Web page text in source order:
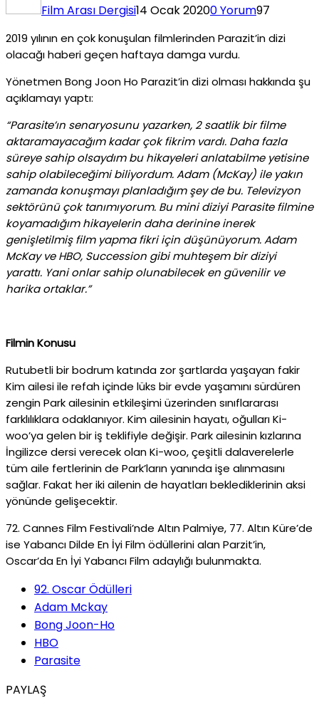
Film Arası Dergisi14 Ocak 20200 Yorum97
2019 yılının en çok konuşulan filmlerinden Parazit’in dizi
olacağı haberi geçen haftaya damga vurdu.
Yönetmen Bong Joon Ho Parazit’in dizi olması hakkında şu
açıklamayı yaptı:
“Parasite’ın senaryosunu yazarken, 2 saatlik bir filme
aktaramayacağım kadar çok fikrim vardı. Daha fazla
süreye sahip olsaydım bu hikayeleri anlatabilme yetisine
sahip olabileceğimi biliyordum. Adam (McKay) ile yakın
zamanda konuşmayı planladığım şey de bu. Televizyon
sektörünü çok tanımıyorum. Bu mini diziyi Parasite filmine
koyamadığım hikayelerin daha derinine inerek
genişletilmiş film yapma fikri için düşünüyorum. Adam
McKay ve HBO, Succession gibi muhteşem bir diziyi
yarattı. Yani onlar sahip olunabilecek en güvenilir ve
harika ortaklar.”
Filmin Konusu
Rutubetli bir bodrum katında zor şartlarda yaşayan fakir
Kim ailesi ile refah içinde lüks bir evde yaşamını sürdüren
zengin Park ailesinin etkileşimi üzerinden sınıflararası
farklılıklara odaklanıyor. Kim ailesinin hayatı, oğulları Ki-
woo’ya gelen bir iş teklifiyle değişir. Park ailesinin kızlarına
İngilizce dersi verecek olan Ki-woo, çeşitli dalaverelerle
tüm aile fertlerinin de Park’ların yanında işe alınmasını
sağlar. Fakat her iki ailenin de hayatları beklediklerinin aksi
yönünde gelişecektir.
72. Cannes Film Festivali’nde Altın Palmiye, 77. Altın Küre’de
ise Yabancı Dilde En İyi Film ödüllerini alan Parzit’in,
Oscar’da En İyi Yabancı Film adaylığı bulunmakta.
92. Oscar Ödülleri
Adam Mckay
Bong Joon-Ho
HBO
Parasite
PAYLAŞ